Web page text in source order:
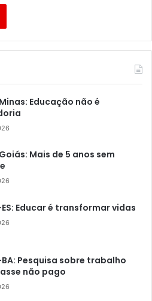
Educação não é
Mais de 5 anos sem
Educar é transformar vidas
Pesquisa sobre trabalho
não pago